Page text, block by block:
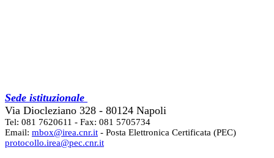
Sede istituzionale
Via Diocleziano 328 - 80124 Napoli
Tel: 081 7620611 - Fax: 081 5705734
Email: mbox@irea.cnr.it - Posta Elettronica Certificata (PEC)
protocollo.irea@pec.cnr.it